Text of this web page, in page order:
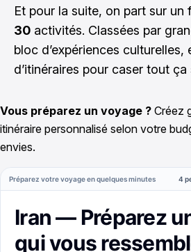
Et pour la suite, on part sur un
30 activités. Classées par
bloc d’expériences culturelles,
d’itinéraires pour caser tout
Vous préparez un voyage ? Créez
itinéraire personnalisé selon votre
envies.